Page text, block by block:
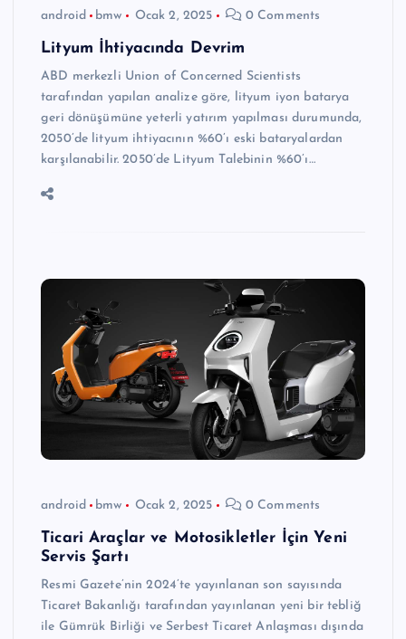
android bmw Ocak 2, 2025 0 Comments
Lityum İhtiyacında Devrim
ABD merkezli Union of Concerned Scientists
tarafından yapılan analize göre, lityum iyon batarya
geri dönüşümüne yeterli yatırım yapılması durumunda,
2050’de lityum ihtiyacının %60’ı eski bataryalardan
karşılanabilir. 2050’de Lityum Talebinin %60’ı…
android bmw Ocak 2, 2025 0 Comments
Ticari Araçlar ve Motosikletler İçin Yeni
Servis Şartı
Resmi Gazete’nin 2024’te yayınlanan son sayısında
Ticaret Bakanlığı tarafından yayınlanan yeni bir tebliğ
ile Gümrük Birliği ve Serbest Ticaret Anlaşması dışında